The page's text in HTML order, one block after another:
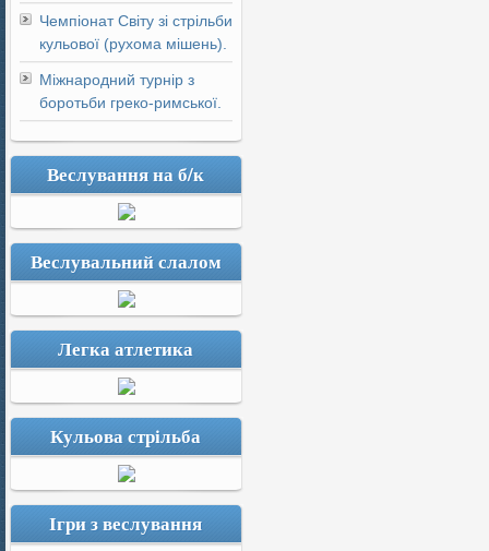
Чемпіонат Світу зі стрільби
кульової (рухома мішень).
Міжнародний турнір з
боротьби греко-римської.
Веслування на б/к
Веслувальний слалом
Легка атлетика
Кульова стрільба
Ігри з веслування